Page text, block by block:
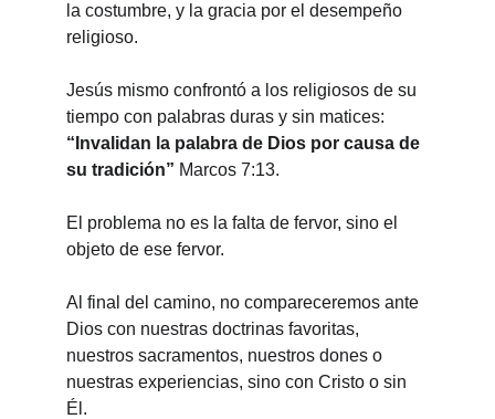
la costumbre, y la gracia por el desempeño
religioso.
Jesús mismo confrontó a los religiosos de su
tiempo con palabras duras y sin matices:
“Invalidan la palabra de Dios por causa de
su tradición” Marcos 7:13.
El problema no es la falta de fervor, sino el
objeto de ese fervor.
Al final del camino, no compareceremos ante
Dios con nuestras doctrinas favoritas,
nuestros sacramentos, nuestros dones o
nuestras experiencias, sino con Cristo o sin
Él.